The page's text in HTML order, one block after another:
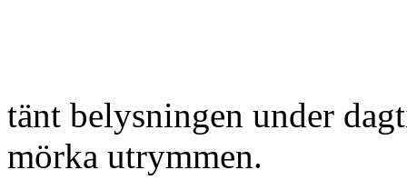
tänt belysningen under
mörka utrymmen.